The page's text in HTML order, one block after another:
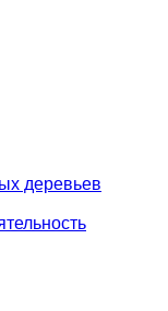
деревьев